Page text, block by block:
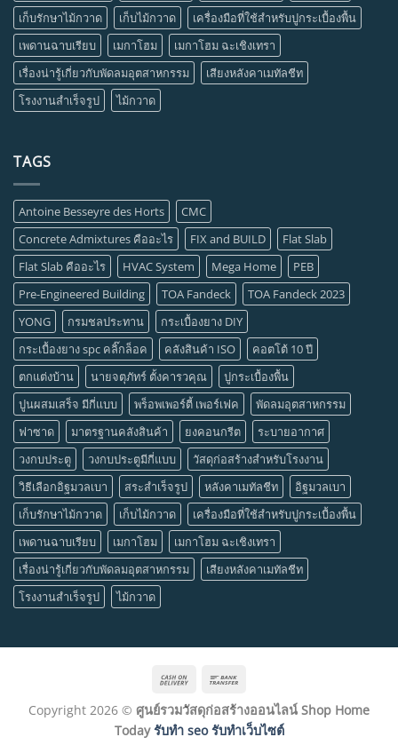
เก็บรักษาไม้กวาด
เก็บไม้กวาด
เครื่องมือที่ใช้สำหรับปูกระเบื้องพื้น
เพดานฉาบเรียบ
เมกาโฮม
เมกาโฮม ฉะเชิงเทรา
เรื่องน่ารู้เกี่ยวกับพัดลมอุตสาหกรรม
เสียงหลังคาเมทัลชีท
โรงงานสำเร็จรูป
ไม้กวาด
TAGS
Antoine Besseyre des Horts
CMC
Concrete Admixtures คืออะไร
FIX and BUILD
Flat Slab
Flat Slab คืออะไร
HVAC System Mega Home
PEB
Pre-Engineered Building
TOA Fandeck
TOA Fandeck 2023
YONG
กรมชลประทาน
กระเบื้องยาง DIY
กระเบื้องยาง spc คลิ๊กล็อค
คลังสินค้า ISO
คอตโต้ 10 ปี
ตกแต่งบ้าน
นายจตุภัทร์ ตั้งคารวคุณ
ปูกระเบื้องพื้น
ปูนผสมเสร็จ มีกี่แบบ
พร็อพเพอร์ตี้ เพอร์เฟค
พัดลมอุตสาหกรรม
ฟาซาด
มาตรฐานคลังสินค้า ยงคอนกรีต
ระบายอากาศ
วงกบประตู
วงกบประตูมีกี่แบบ
วัสดุก่อสร้างสำหรับโรงงาน
วิธีเลือกอิฐมวลเบา
สระสำเร็จรูป หลังคาเมทัลชีท
อิฐมวลเบา
เก็บรักษาไม้กวาด
เก็บไม้กวาด
เครื่องมือที่ใช้สำหรับปูกระเบื้องพื้น
เพดานฉาบเรียบ
เมกาโฮม
เมกาโฮม ฉะเชิงเทรา
เรื่องน่ารู้เกี่ยวกับพัดลมอุตสาหกรรม
เสียงหลังคาเมทัลชีท
โรงงานสำเร็จรูป
ไม้กวาด
Cash
Delivery
Copyright 2026 © ศูนย์รวมวัสดุก่อสร้างออนไลน์ Shop Home
Todayรับทำ seo รับทำเว็บไซต์